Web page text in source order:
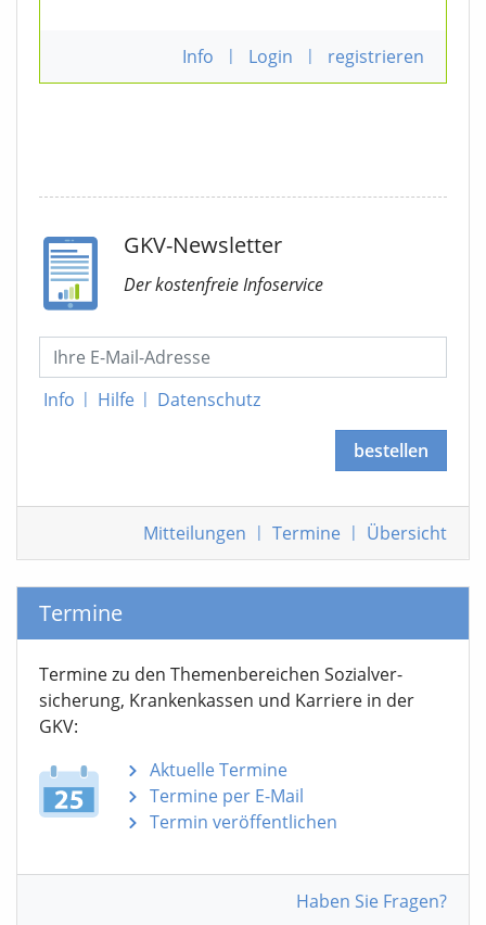
Info | Login | registrieren
GKV-Newsletter
Der kostenfreie Infoservice
Info | Hilfe | Datenschutz
bestellen
Mitteilungen | Termine | Übersicht
Termine
Termine zu den Themen­bereichen Sozialver­
sicherung, Krankenkassen und Karriere in der
GKV:
Aktuelle Termine
Termine per E-Mail
Termin veröffentlichen
Haben Sie Fragen?